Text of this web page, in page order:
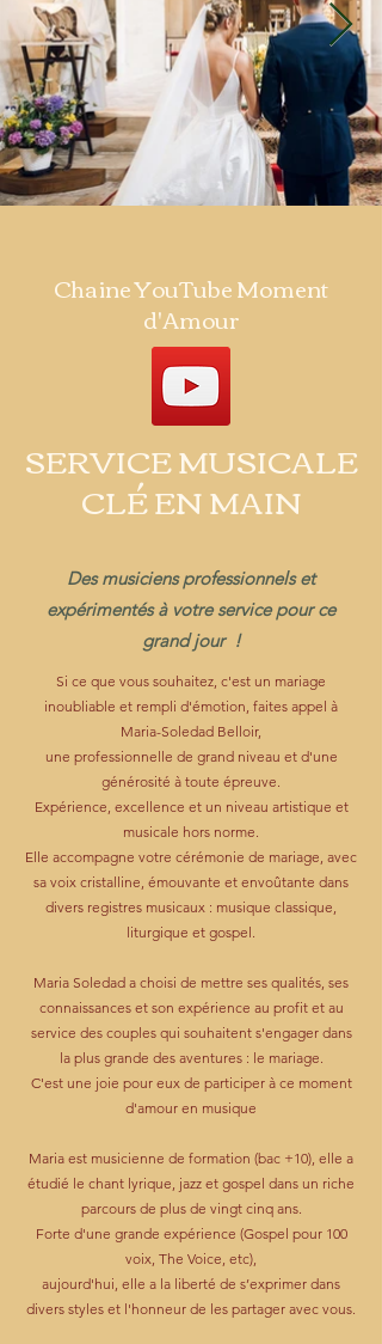
Chaine YouTube Moment
d'Amour
SERVICE MUSICALE
CLÉ EN MAIN
Des musiciens professionnels et
expérimentés à votre service pour ce
grand jour !
Si ce que vous souhaitez, c'est un mariage
inoubliable et rempli d'émotion, faites appel à
Maria-Soledad Belloir,
une professionnelle de grand niveau et d'une
générosité à toute épreuve.
Expérience, excellence et un niveau artistique et
musicale hors norme.
Elle accompagne votre cérémonie de mariage, avec
sa voix cristalline, émouvante et envoûtante dans
divers registres musicaux : musique classique,
liturgique et gospel.
Maria Soledad a choisi de mettre ses qualités, ses
connaissances et son expérience au profit et au
service des couples qui souhaitent s'engager dans
la plus grande des aventures : le mariage.
C'est une joie pour eux de participer à ce moment
d'amour en musique
Maria est musicienne de formation (bac +10), elle a
étudié le chant lyrique, jazz et gospel dans un riche
parcours de plus de vingt cinq ans.
Forte d'une grande expérience (Gospel pour 100
voix, The Voice, etc),
aujourd'hui, elle a la liberté de s’exprimer dans
divers styles et l'honneur de les partager avec vous.